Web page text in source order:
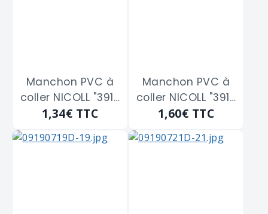
Manchon PVC à
coller NICOLL "391-
1862" double
1,34€ TTC
Manchon PVC à
coller NICOLL "391-
1863" double
1,60€ TTC